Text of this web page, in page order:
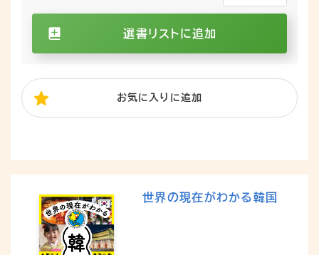
選書リストに追加
お気に入り に追加
世界の現在がわかる韓国